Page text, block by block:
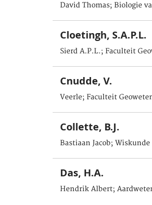
David Thomas; Biologie
Cloetingh, S.A.P.L.
Sierd A.P.L.; Faculteit
Cnudde, V.
Veerle; Faculteit
Collette, B.J.
Bastiaan Jacob;
Das, H.A.
Hendrik Albert;